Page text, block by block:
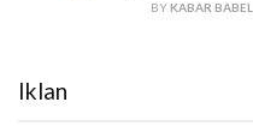
BY KABAR BABEL
Iklan